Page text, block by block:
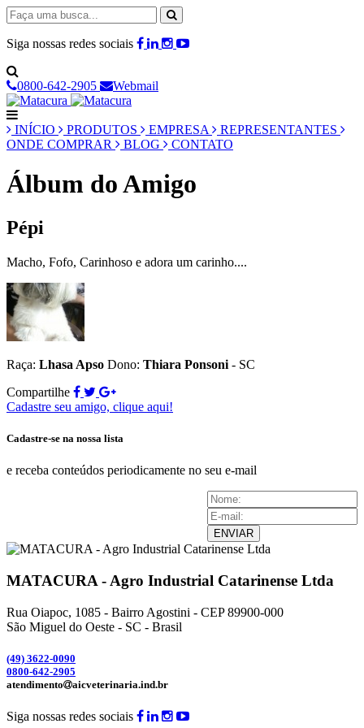
Siga nossas redes sociais
0800-642-2905 Webmail
INÍCIO PRODUTOS EMPRESA
REPRESENTANTES
ONDE COMPRAR
BLOG CONTATO
Álbum do Amigo
Pépi
Macho, Fofo, Carinhoso e adora um carinho....
Raça: Lhasa Apso Dono: Thiara Ponsoni - SC
Compartilhe
Cadastre seu amigo, clique aqui!
Cadastre-se na nossa lista
e receba conteúdos periodicamente no seu e-mail
ENVIAR
MATACURA - Agro Industrial Catarinense Ltda
Rua Oiapoc, 1085 - Bairro Agostini - CEP 89900-000
São Miguel do Oeste - SC - Brasil
(49) 3622-0090
0800-642-2905
atendimento
aicveterinaria.ind.br
Siga nossas redes sociais